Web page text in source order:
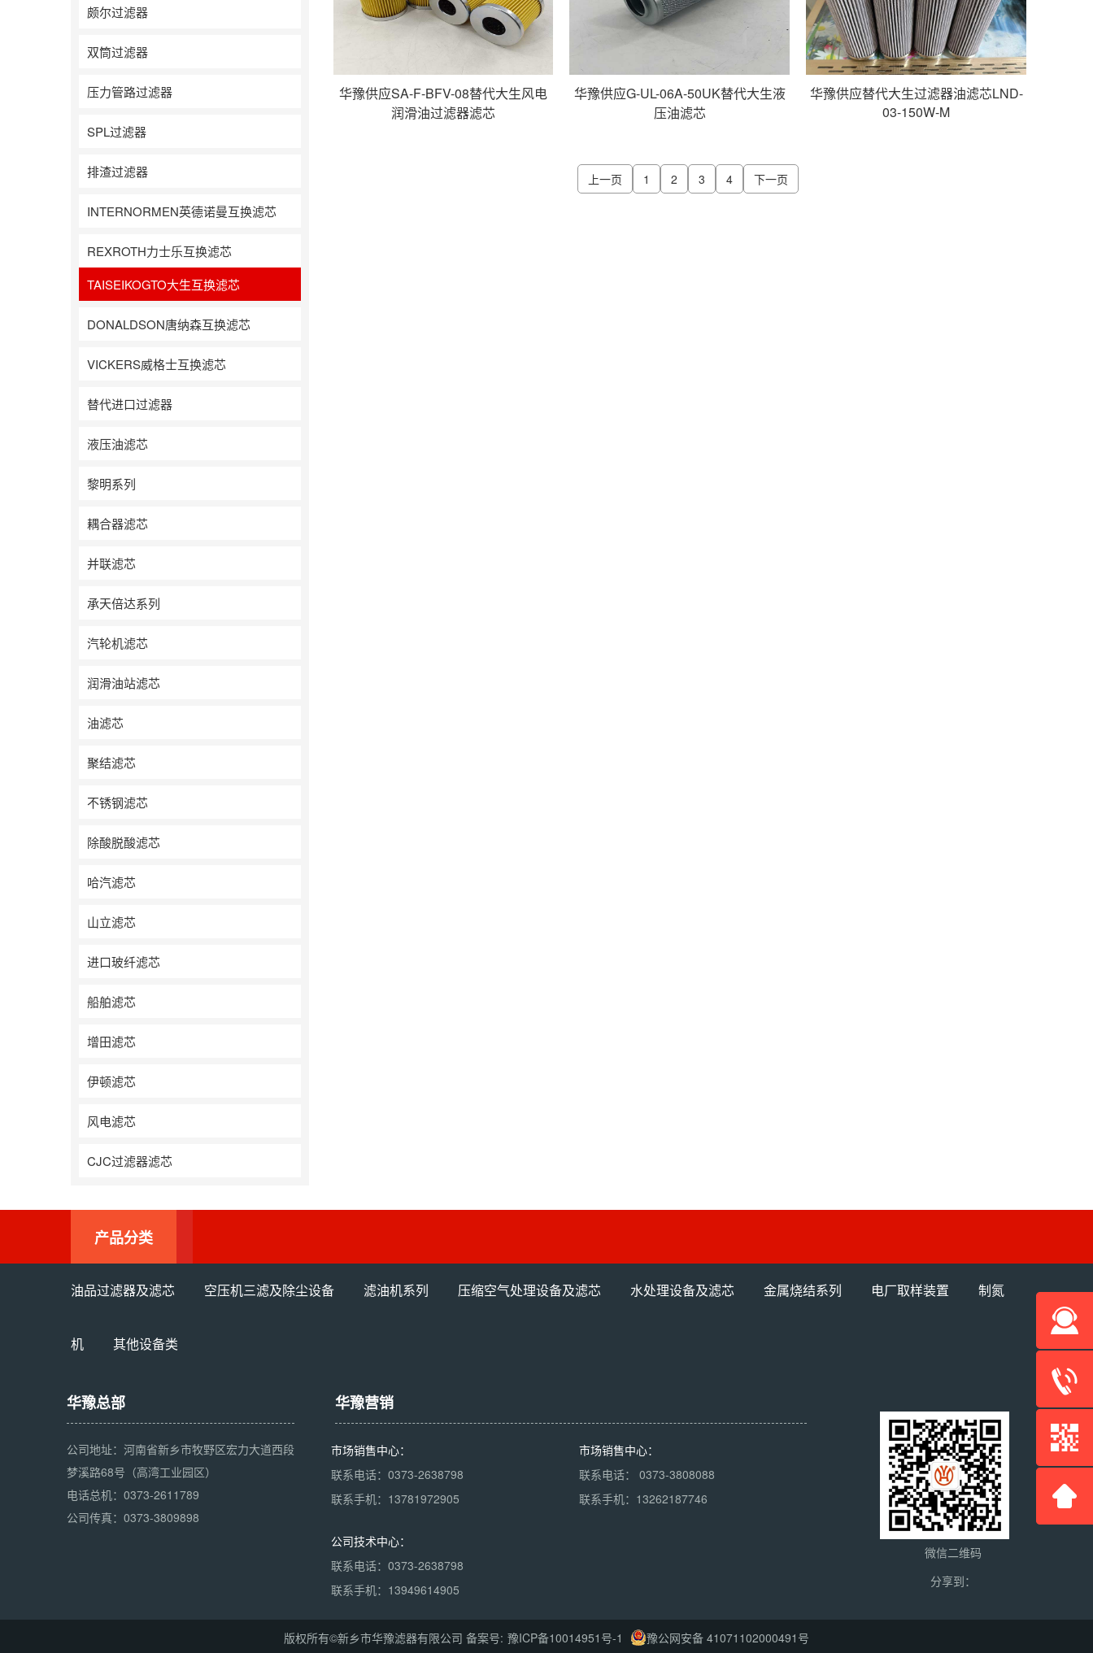
颇尔过滤器
双筒过滤器
压力管路过滤器
SPL过滤器
排渣过滤器
INTERNORMEN英德诺曼互换滤芯
REXROTH力士乐互换滤芯
TAISEIKOGTO大生互换滤芯
DONALDSON唐纳森互换滤芯
VICKERS威格士互换滤芯
替代进口过滤器
液压油滤芯
黎明系列
耦合器滤芯
并联滤芯
承天倍达系列
汽轮机滤芯
润滑油站滤芯
油滤芯
聚结滤芯
不锈钢滤芯
除酸脱酸滤芯
哈汽滤芯
山立滤芯
进口玻纤滤芯
船舶滤芯
增田滤芯
伊顿滤芯
风电滤芯
CJC过滤器滤芯
华豫供应SA-F-BFV-08替代大生风电
润滑油过滤器滤芯
华豫供应G-UL-06A-50UK替代大生液
压油滤芯
华豫供应替代大生过滤器油滤芯LND-
03-150W-M
上一页 1 2 3 4 下一页
产品分类
油品过滤器及滤芯 空压机三滤及除尘设备 滤油机系列 压缩空气处理设备及滤芯 水处理设备及滤芯 金属烧结系列 电厂取样装置 制氮
机 其他设备类
华豫总部
公司地址：河南省新乡市牧野区宏力大道西段
梦溪路68号（高湾工业园区）
电话总机：0373-2611789
公司传真：0373-3809898
华豫营销
市场销售中心：
联系电话：0373-2638798
联系手机：13781972905
市场销售中心：
联系电话： 0373-3808088
联系手机：13262187746
公司技术中心：
联系电话：0373-2638798
联系手机：13949614905
微信二维码
分享到：
版权所有©新乡市华豫滤器有限公司 备案号: 豫ICP备10014951号-1 豫公网安备 41071102000491号